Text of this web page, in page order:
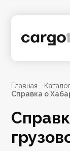
Главная—
Справка о